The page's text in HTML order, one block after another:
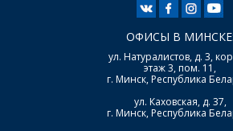
ОФИСЫ В МИНСКЕ:
ул. Натуралистов, д. 3,
этаж 3, пом. 11,
г. Минск, Республика
ул. Каховская, д. 37,
г. Минск, Республика